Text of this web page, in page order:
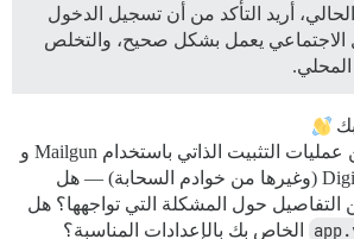
أريد التأكد من أن تسجيل الدخول
الاجتماعي يعمل بشكل صحيح، والتخلص
بك
لقد قمت بعدد كبير من عمليات التثبيت الذاتي باستخدام Mailgun و
Resend على DigitalOcean (وغيرها من خوادم السحابة) — هل
التفاصيل حول المشكلة التي تواجهها؟ هل
الخاص بك بالإعدادات المناسبة؟